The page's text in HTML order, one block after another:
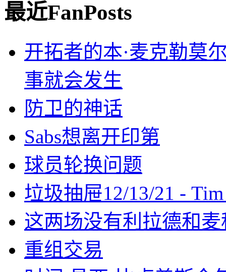
最近FanPosts
开拓者的本·麦克勒莫
事就会发生
防卫的神话
Sabs想离开印第
球员轮换问题
垃圾抽屉12/13/21 -
这两场没有利拉德和
重组交易